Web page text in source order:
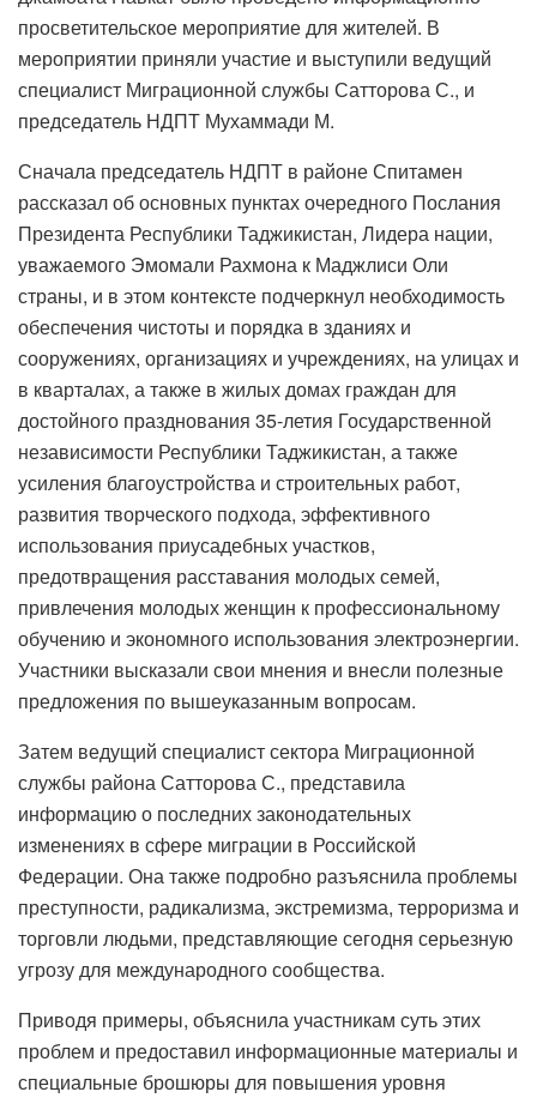
просветительское мероприятие для жителей. В
мероприятии приняли участие и выступили ведущий
специалист Миграционной службы Сатторова С., и
председатель НДПТ Мухаммади М.
Сначала председатель НДПТ в районе Спитамен
рассказал об основных пунктах очередного Послания
Президента Республики Таджикистан, Лидера нации,
уважаемого Эмомали Рахмона к Маджлиси Оли
страны, и в этом контексте подчеркнул необходимость
обеспечения чистоты и порядка в зданиях и
сооружениях, организациях и учреждениях, на улицах и
в кварталах, а также в жилых домах граждан для
достойного празднования 35-летия Государственной
независимости Республики Таджикистан, а также
усиления благоустройства и строительных работ,
развития творческого подхода, эффективного
использования приусадебных участков,
предотвращения расставания молодых семей,
привлечения молодых женщин к профессиональному
обучению и экономного использования электроэнергии.
Участники высказали свои мнения и внесли полезные
предложения по вышеуказанным вопросам.
Затем ведущий специалист сектора Миграционной
службы района Сатторова С., представила
информацию о последних законодательных
изменениях в сфере миграции в Российской
Федерации. Она также подробно разъяснила проблемы
преступности, радикализма, экстремизма, терроризма и
торговли людьми, представляющие сегодня серьезную
угрозу для международного сообщества.
Приводя примеры, объяснила участникам суть этих
проблем и предоставил информационные материалы и
специальные брошюры для повышения уровня